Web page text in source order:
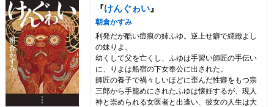
『けんぐゎい』
朝倉かすみ
利発だが酷い痘痕の姉ふゆ。逆上せ癖で縹緻よし
の妹りよ。
幼くして父を亡くし、ふゆは手習い師匠の手伝い
に、りよは船宿の下女奉公に出された。
師匠の養子で禍々しいほどに歪んだ性癖をもつ宗
三郎から手籠めにされたふゆは懐妊するが、現人
神と崇められる女医者と出逢い、彼女の人生は大